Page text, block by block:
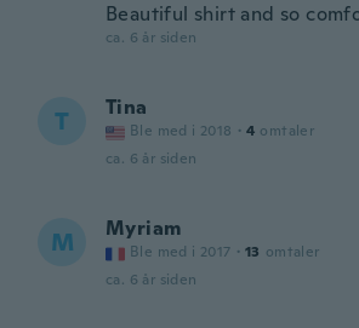
Beautiful shirt and so
ca. 6 år siden
T Tina
Ble med i 2018 · 4 omtaler
ca. 6 år siden
M Myriam
Ble med i 2017 · 13 omtaler
ca. 6 år siden